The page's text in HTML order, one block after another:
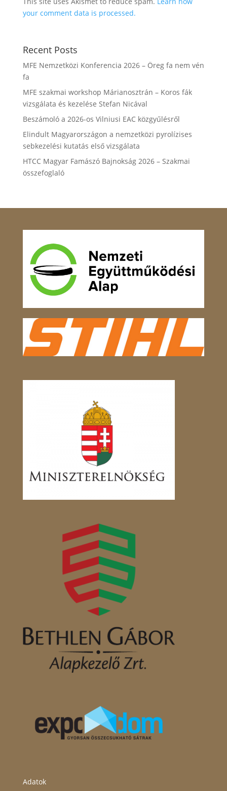
your comment data is processed.
Recent Posts
MFE Nemzetközi Konferencia 2026 – Öreg fa nem vén
fa
MFE szakmai workshop Márianosztrán – Koros fák
vizsgálata és kezelése Stefan Nicával
Beszámoló a 2026-os Vilniusi EAC közgyűlésről
Elindult Magyarországon a nemzetközi pyrolízises
sebkezelési kutatás első vizsgálata
HTCC Magyar Famászó Bajnokság 2026 – Szakmai
összefoglaló
Adatok